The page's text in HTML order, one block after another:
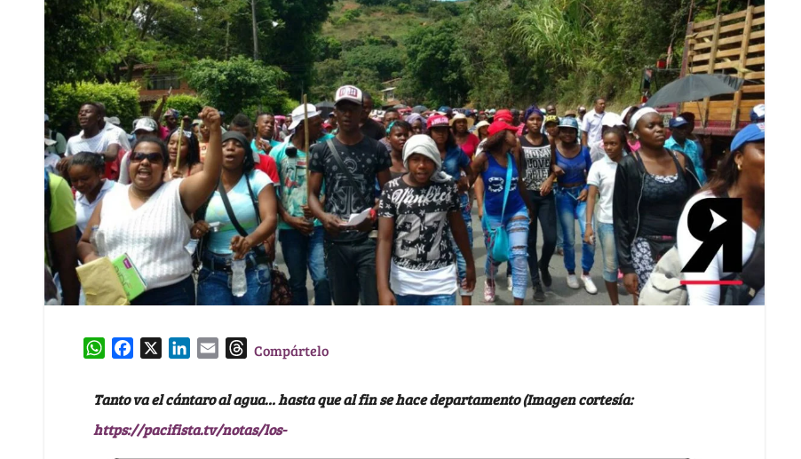
W
t
s
e
b
o
k
e
d
i
l
T
e
a
d
Compártelo
Tanto va el cántaro al agua… hasta que al fin se hace departamento (Imagen cortesía:
https://pacifista.tv/notas/los-